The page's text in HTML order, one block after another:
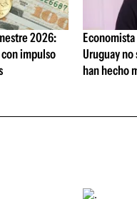
2026:
impulso
Uruguay
han hecho